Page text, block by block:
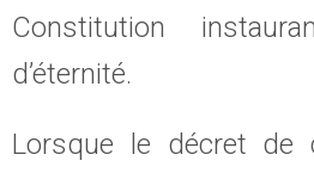
Constitution
d’éternité.
Lorsque le décret de